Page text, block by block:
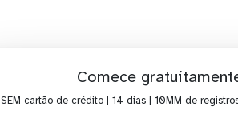
Comece
SEM cartão de crédito | 14 dias | 10MM de